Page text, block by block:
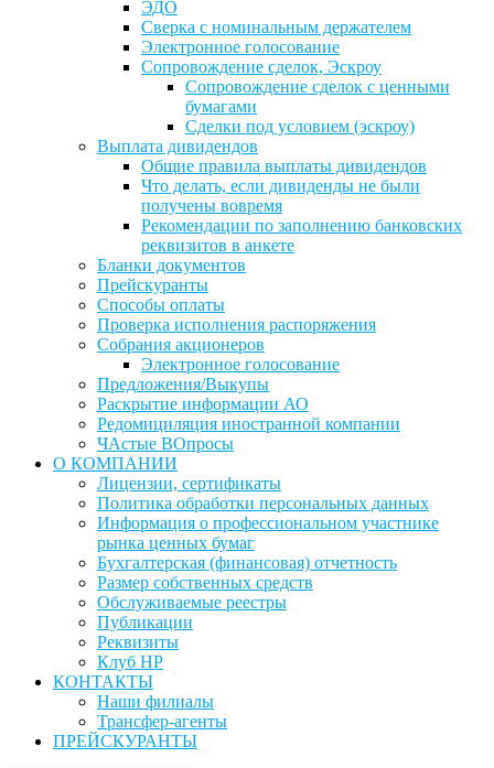
ЭДО
Сверка с номинальным держателем
Электронное голосование
Сопровождение сделок, Эскроу
Сопровождение сделок с ценными
бумагами
Сделки под условием (эскроу)
Выплата дивидендов
Общие правила выплаты дивидендов
Что делать, если дивиденды не были
получены вовремя
Рекомендации по заполнению банковских
реквизитов в анкете
Бланки документов
Прейскуранты
Способы оплаты
Проверка исполнения распоряжения
Собрания акционеров
Электронное голосование
Предложения/Выкупы
Раскрытие информации АО
Редомициляция иностранной компании
ЧАстые ВОпросы
О КОМПАНИИ
Лицензии, сертификаты
Политика обработки персональных данных
Информация о профессиональном участнике
рынка ценных бумаг
Бухгалтерская (финансовая) отчетность
Размер собственных средств
Обслуживаемые реестры
Публикации
Реквизиты
Клуб НР
КОНТАКТЫ
Наши филиалы
Трансфер-агенты
ПРЕЙСКУРАНТЫ